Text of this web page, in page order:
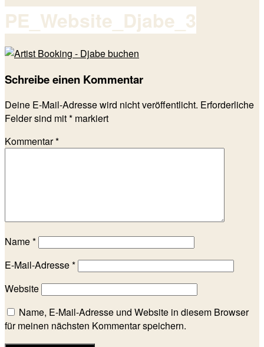
PE_Website_Djabe_3
Schreibe einen Kommentar
Deine E-Mail-Adresse wird nicht veröffentlicht. Erforderliche
Felder sind mit* markiert
Kommentar*
Name*
E-Mail-Adresse*
Website
Name, E-Mail-Adresse und Website in diesem Browser
für meinen nächsten Kommentar speichern.